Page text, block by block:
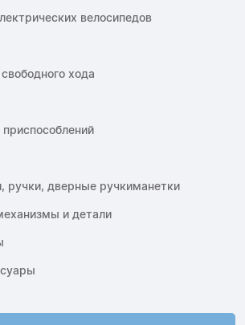
велосипедов
хода
ручки, дверные ручкиманетки
и детали